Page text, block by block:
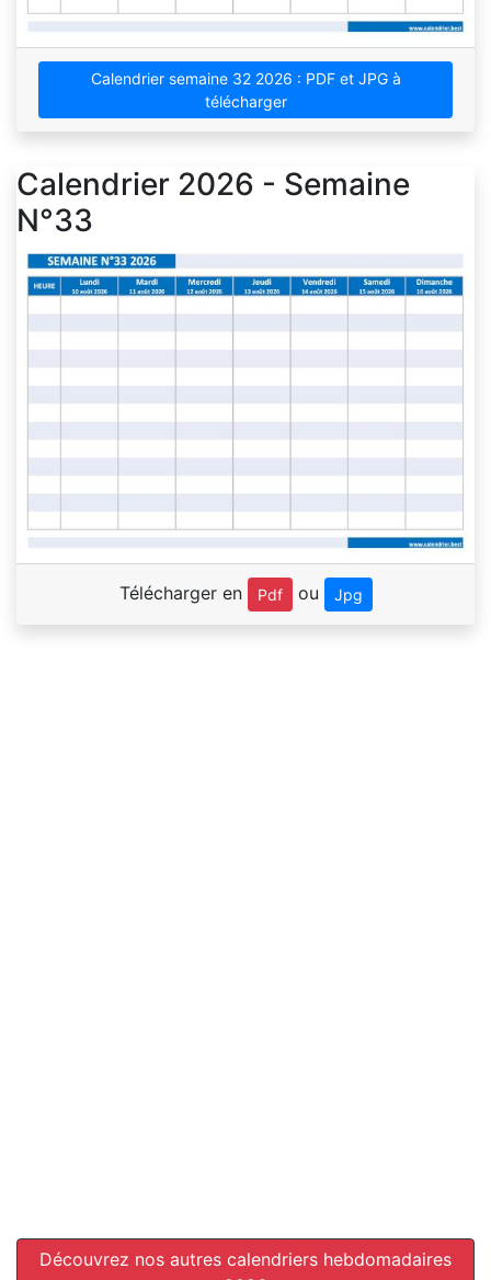
Calendrier semaine 32 2026 : PDF et JPG à
télécharger
Calendrier 2026 - Semaine
N°33
Télécharger en Pdf ou Jpg
Découvrez nos autres calendriers hebdomadaires